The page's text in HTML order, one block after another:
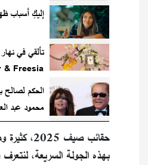
إليكِ أسباب
London
الحكم
محمود عبد
حقائب صيف
بهذه الجولة السريعة،